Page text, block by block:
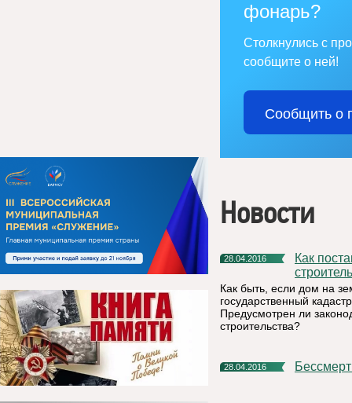
фонарь?
Столкнулись с
сообщите о ней!
Сообщить о
Новости
28.04.2016
Как поставить на кадастровый учет объект незавершенного
Как быть, если дом на
государственный
Предусмотрен ли
строительства?
28.04.2016